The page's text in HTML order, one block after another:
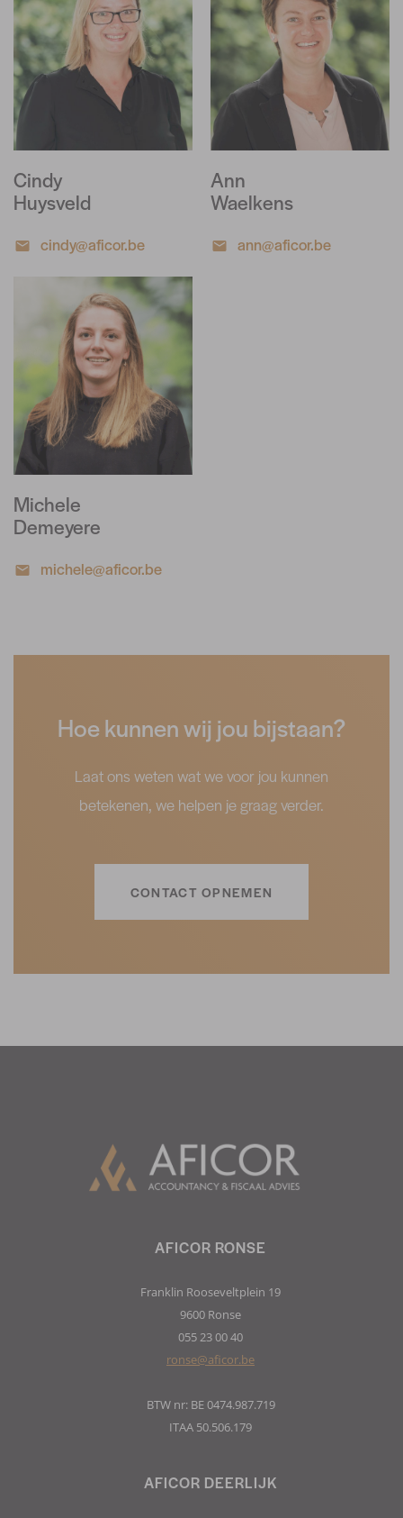
Cindy
Huysveld
cindy@aficor.be
Ann
Waelkens
ann@aficor.be
Michele
Demeyere
michele@aficor.be
Hoe kunnen wij jou bijstaan?
Laat ons weten wat we voor jou kunnen
betekenen, we helpen je graag verder.
CONTACT OPNEMEN
AFICOR DEERLIJK
AFICOR RONSE
Franklin Rooseveltplein 19
9600 Ronse
055 23 00 40
ronse@aficor.be
BTW nr: BE 0474.987.719
ITAA 50.506.179